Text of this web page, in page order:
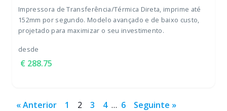
Impressora de Transferência/Térmica Direta, imprime até
152mm por segundo. Modelo avançado e de baixo custo,
projetado para maximizar o seu investimento.
desde
288.75
« Anterior 1 2 3 4 … 6 Seguinte »